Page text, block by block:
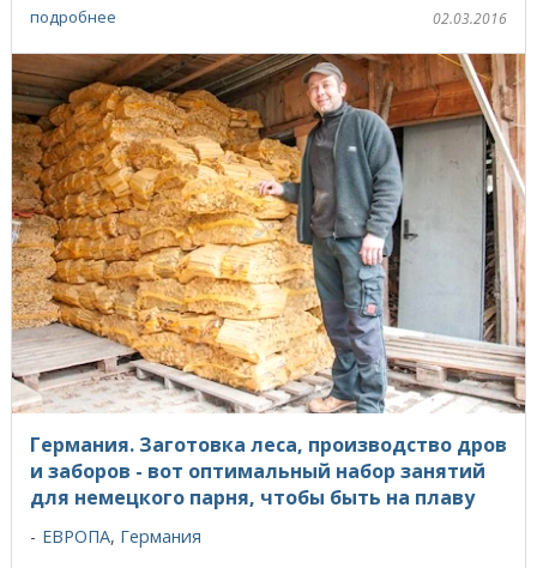
подробнее 02.03.2016
Германия. Заготовка леса, производство дров
и заборов - вот оптимальный набор занятий
для немецкого парня, чтобы быть на плаву
ЕВРОПА, Германия